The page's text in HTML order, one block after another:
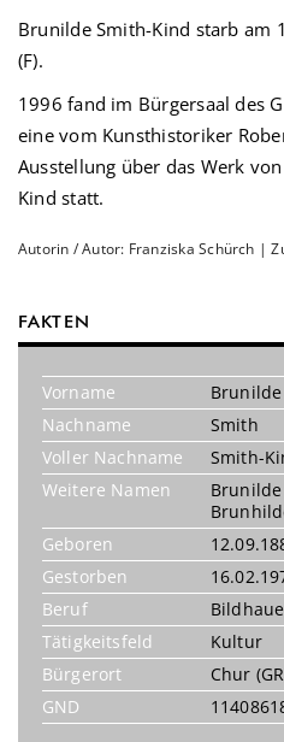
Brunilde Smith-Kind starb am
(F).
1996 fand im Bürgersaal des
eine vom Kunsthistoriker
Ausstellung über das Werk
Kind statt.
Autorin / Autor: Franziska Schürch |
FAKTEN
Vorname
Brunilde
Nachname
Smith
Voller Nachname
Smith-
Weitere Namen
Geboren
Gestorben
Beruf
Tätigkeitsfeld
Kultur
Bürgerort
Chur
GND